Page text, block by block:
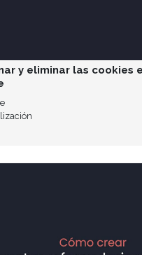
y eliminar las cookies